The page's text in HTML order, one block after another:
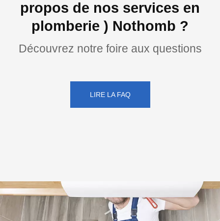
propos de nos services en
plomberie ) Nothomb ?
Découvrez notre foire aux questions
LIRE LA FAQ